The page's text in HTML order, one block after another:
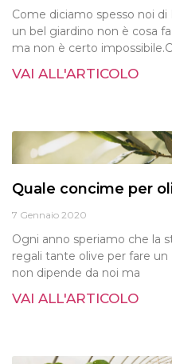
Come diciamo spesso noi
un bel giardino non è cosa
ma non è certo
VAI ALL'ARTICOLO
Quale concime per
7 Gennaio 2020
Ogni anno speriamo che la
regali tante olive per fare
non dipende da noi ma
VAI ALL'ARTICOLO